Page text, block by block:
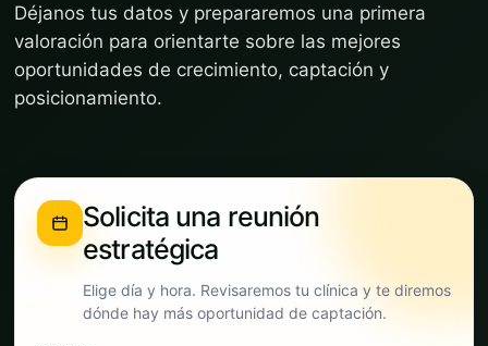
Déjanos tus datos y prepararemos una primera
valoración para orientarte sobre las mejores
oportunidades de crecimiento, captación y
posicionamiento.
Solicita una reunión
estratégica
Elige día y hora. Revisaremos tu clínica y te diremos
dónde hay más oportunidad de captación.